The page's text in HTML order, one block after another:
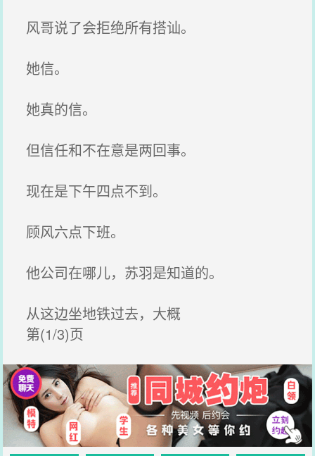
风哥说了会拒绝所有搭讪。
她信。
她真的信。
但信任和不在意是两回事。
现在是下午四点不到。
顾风六点下班。
他公司在哪儿，苏羽是知道的。
从这边坐地铁过去，大概
第(1/3)页